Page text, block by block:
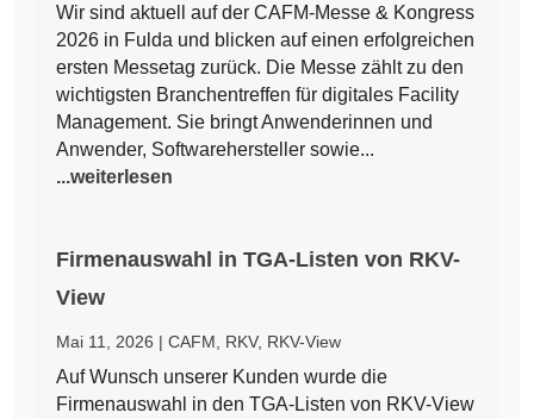
Wir sind aktuell auf der CAFM-Messe & Kongress
2026 in Fulda und blicken auf einen erfolgreichen
ersten Messetag zurück. Die Messe zählt zu den
wichtigsten Branchentreffen für digitales Facility
Management. Sie bringt Anwenderinnen und
Anwender, Softwarehersteller sowie...
...weiterlesen
Firmenauswahl in TGA-Listen von RKV-
View
Mai 11, 2026 |CAFM RKV, RKV-View
Auf Wunsch unserer Kunden wurde die
Firmenauswahl in den TGA-Listen von RKV-View